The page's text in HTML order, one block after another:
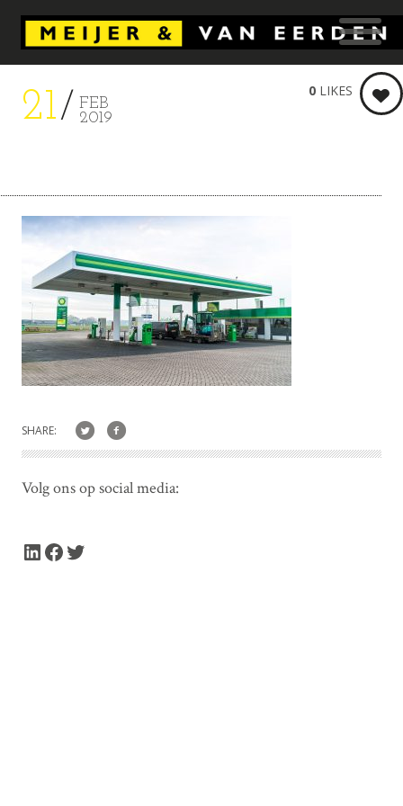
21
FEB
2019
0 LIKES
SHARE:
Volg ons op social media:
LinkedIn Facebook